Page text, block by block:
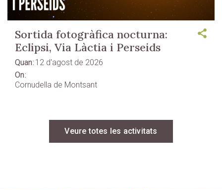
Sortida fotogràfica nocturna:
Eclipsi, Via Làctia i Perseids
Quan 12 d'agost de 2026
On
Cornudella de Montsant
Veure totes les activitats